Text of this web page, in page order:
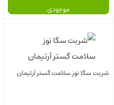
موجودی
شربت سگا نوز سلامت گستر آرتیمان